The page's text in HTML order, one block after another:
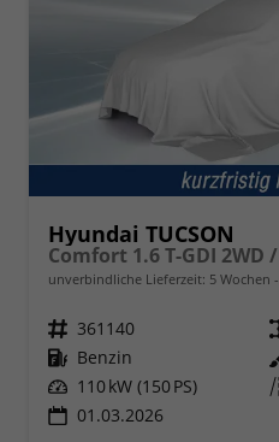
Hyundai TUCSON
unverbindliche Lieferzeit: 5 Wochen
Fahrzeugnr. 361140
Kraftstoff Benzin
Leistung 110 kW (150 PS)
01.03.2026